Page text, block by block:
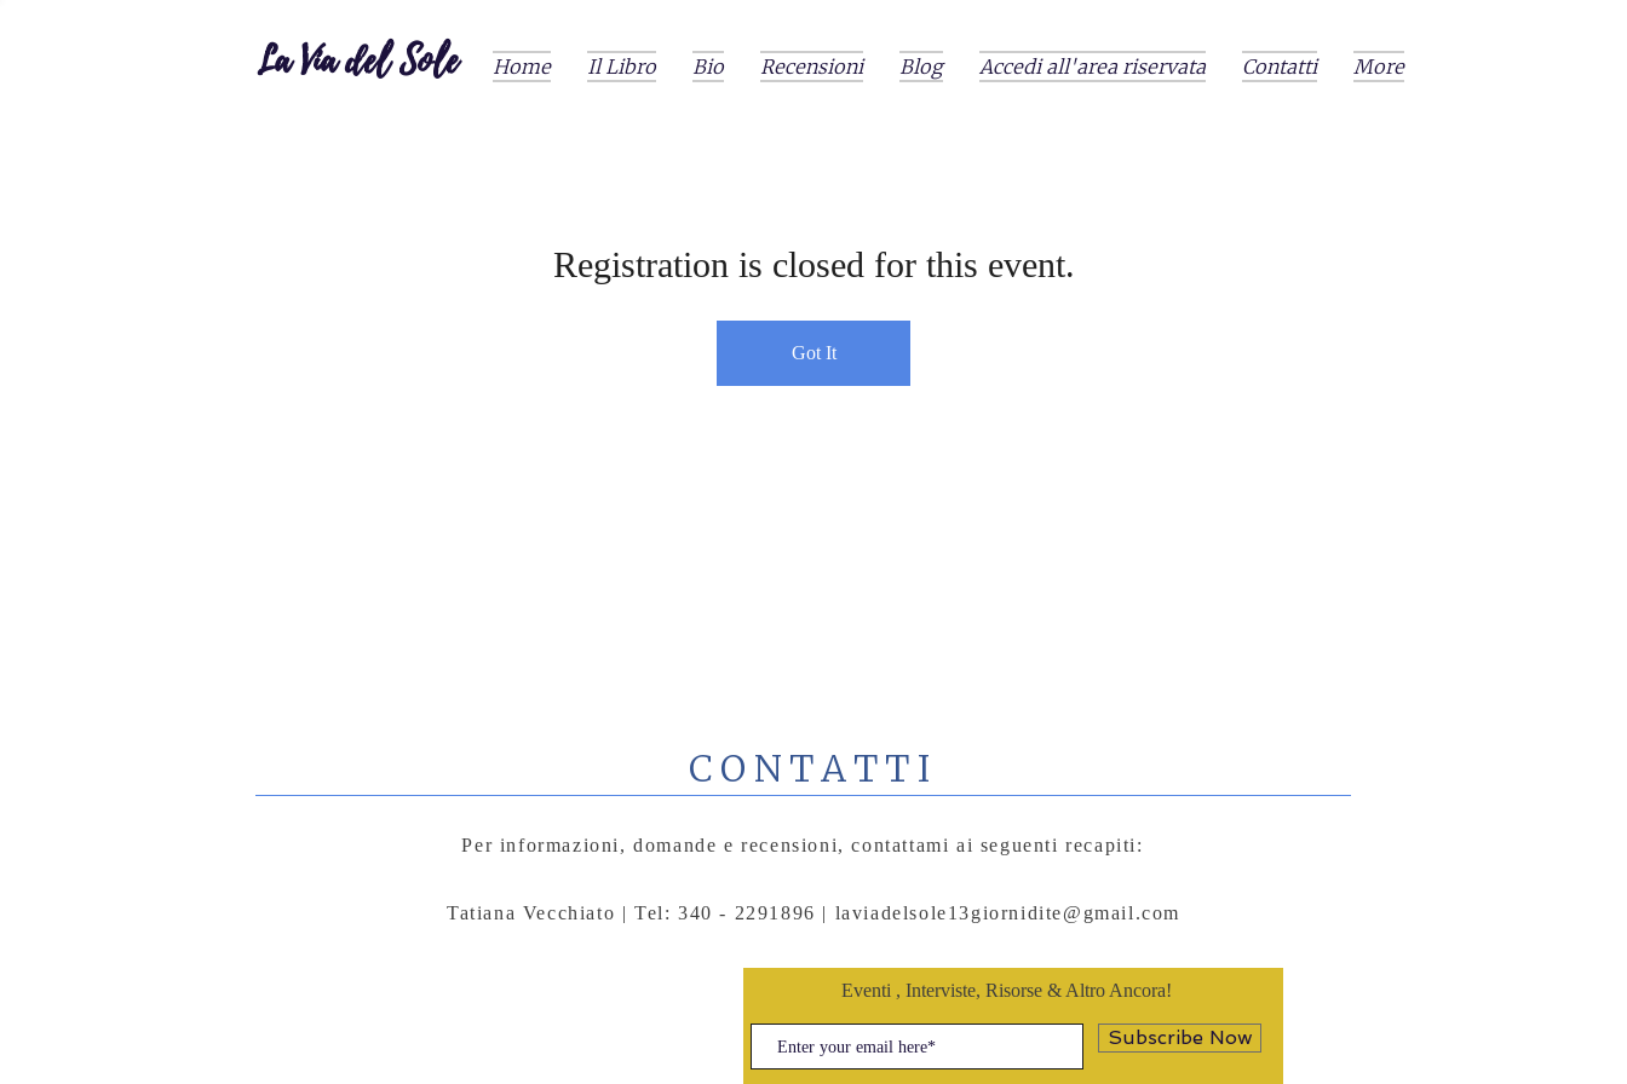
La Via del Sole Home Il Libro Bio Recensioni Blog Accedi all'area riservata Contatti More
Registration is closed for this event.
Got It
CONTATTI
Per informazioni, domande e recensioni, contattami ai seguenti recapiti:
Tatiana Vecchiato | Tel: 340 - 2291896 | laviadelsole13giornidite@gmail.com
Eventi , Interviste, Risorse & Altro Ancora!
Subscribe Now